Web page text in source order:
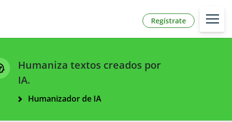
Regístrate
Humaniza textos creados por
IA.
Humanizador de IA